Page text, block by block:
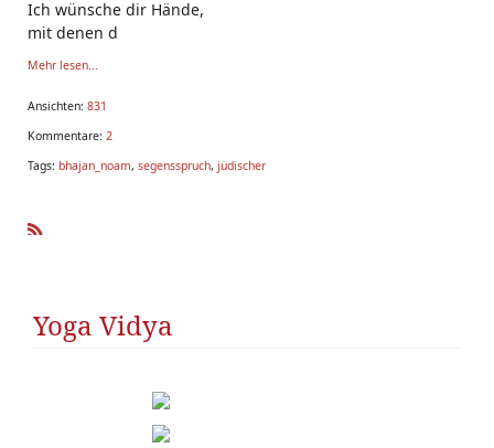
Ich wünsche dir Hände,
mit denen d
Mehr lesen...
Ansichten: 831
Kommentare: 2
Tags: bhajan_noam, segensspruch, jüdischer
Yoga Vidya